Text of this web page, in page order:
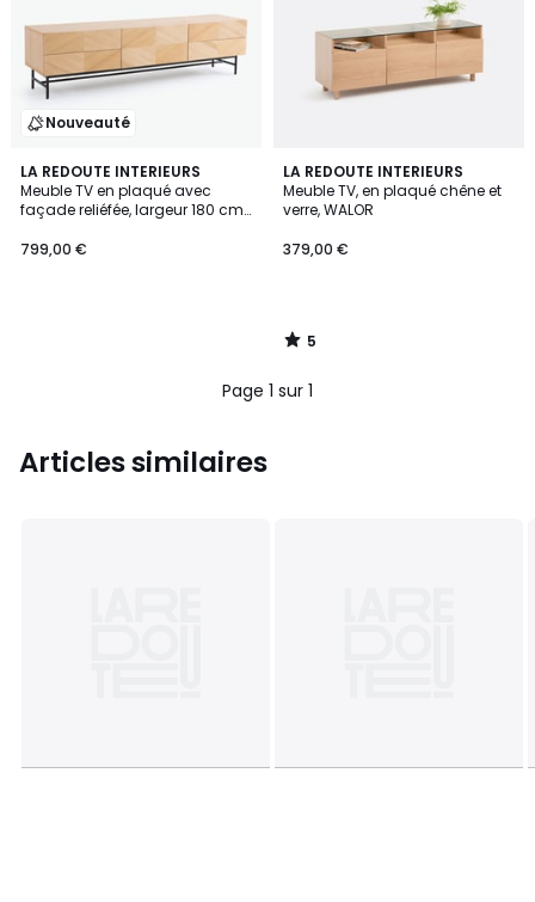
Nouveauté
LA REDOUTE INTERIEURS
Meuble TV en plaqué avec
façade reliéfée, largeur 180 cm,
799,00 €
LA REDOUTE INTERIEURS
Meuble TV, en plaqué chêne et
verre, WALOR
379,00 €
5
/
5
5
/
Page 1 sur 1
Articles similaires